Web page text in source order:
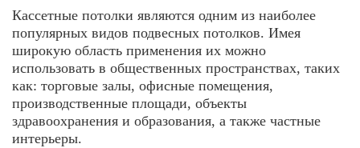
Кассетные потолки являются одним из наиболее
популярных видов подвесных потолков. Имея
широкую область применения их можно
использовать в общественных пространствах, таких
как: торговые залы, офисные помещения,
производственные площади, объекты
здравоохранения и образования, а также частные
интерьеры.